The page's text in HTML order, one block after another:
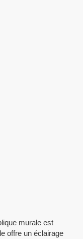
murale est
offre un éclairage